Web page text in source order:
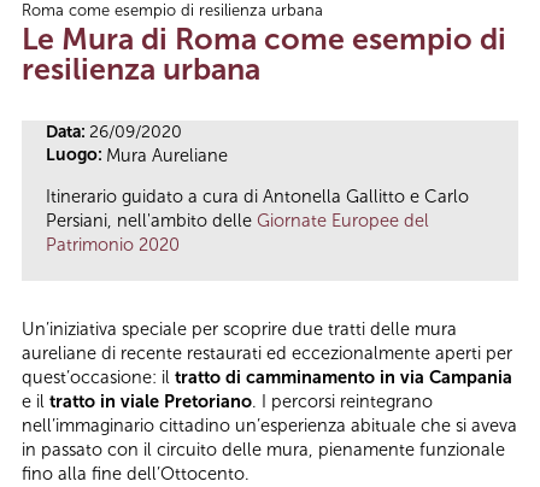
Tu sei qui
Roma come esempio di resilienza urbana
Le Mura di Roma come esempio di
resilienza urbana
Data: 26/09/2020
Luogo: Mura Aureliane
Itinerario guidato a cura di Antonella Gallitto e Carlo
Persiani, nell'ambito delle Giornate Europee del
Patrimonio 2020
Un’iniziativa speciale per scoprire due tratti delle mura
aureliane di recente restaurati ed eccezionalmente aperti per
quest’occasione: il tratto di camminamento in via Campania
e il tratto in viale Pretoriano. I percorsi reintegrano
nell’immaginario cittadino un’esperienza abituale che si aveva
in passato con il circuito delle mura, pienamente funzionale
fino alla fine dell’Ottocento.